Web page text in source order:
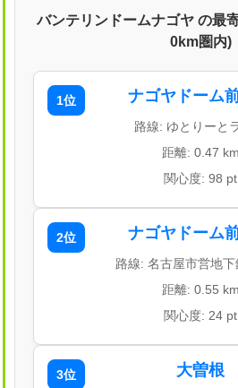
バンテリンドームナゴヤ の最
0km圏内)
1位 ナゴヤドーム
路線: ゆとりーと
距離: 0.47 km
関心度: 98 pt
2位 ナゴヤドーム
路線: 名古屋市営地
距離: 0.55 km
関心度: 24 pt
3位 大曽根